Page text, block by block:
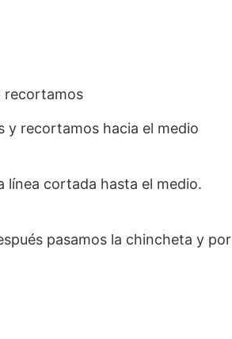
recortamos
y recortamos hacia el medio
línea cortada hasta el medio.
pasamos la chincheta y por